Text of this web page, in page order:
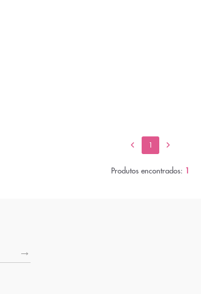
1
Produtos encontrados: 1